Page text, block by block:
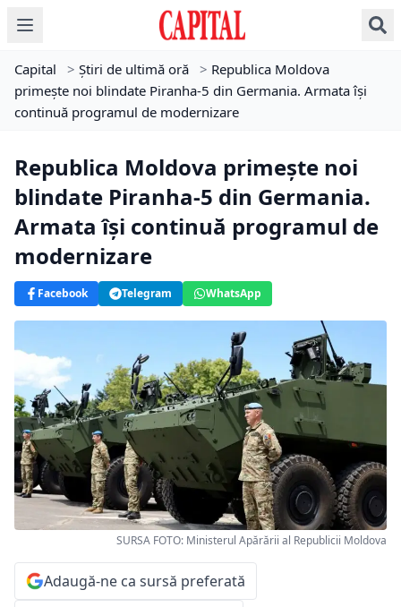
Capital > Știri de ultimă oră > Republica Moldova
primește noi blindate Piranha-5 din Germania. Armata își
continuă programul de modernizare
Republica Moldova primește noi
blindate Piranha-5 din Germania.
Armata își continuă programul de
modernizare
Facebook Telegram WhatsApp
SURSA FOTO: Ministerul Apărării al Republicii Moldova
Adaugă-ne ca sursă preferată